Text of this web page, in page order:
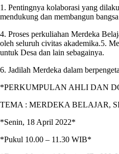
1. Pentingnya kolaborasi yang
mendukung dan membangun
4. Proses perkuliahan Merdeka
oleh seluruh civitas akademika.5.
untuk Desa dan lain sebagainya.
6. Jadilah Merdeka dalam
*PERKUMPULAN AHLI DAN
TEMA : MERDEKA BELAJAR,
*Senin, 18 April 2022*
*Pukul 10.00 – 11.30 WIB*